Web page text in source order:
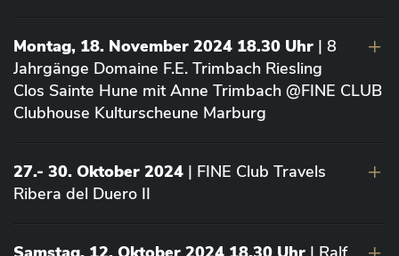
Montag, 18. November 2024 18.30 Uhr | 8
Jahrgänge Domaine F.E. Trimbach Riesling
Clos Sainte Hune mit Anne Trimbach @FINE CLUB
Clubhouse Kulturscheune Marburg
27.- 30. Oktober 2024 | FINE Club Travels
Ribera del Duero II